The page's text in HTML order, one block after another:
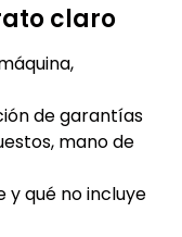
claro
de garantías
mano de
y qué no incluye